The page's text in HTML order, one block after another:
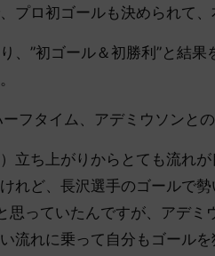
プロ初ゴールも決められて、
、”初ゴール＆初勝利”と結
フタイム、アデミウソンとの
立ち上がりからとても流れ
れど、長沢選手のゴールで
っていたんですが、アデミ
流れに乗って自分もゴールを